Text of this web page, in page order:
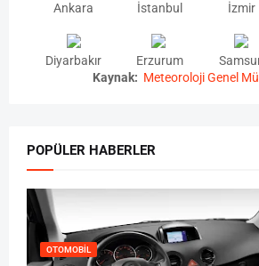
Ankara İstanbul İzmir
Diyarbakır Erzurum
Kaynak: Meteoroloji Genel
POPÜLER HABERLER
OTOMOBIL